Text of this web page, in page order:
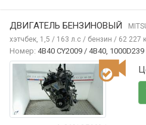
ДВИГАТЕЛЬ БЕНЗИНОВЫЙ
хэтчбек, 1,5 / 163 л.с / бензин / 62 227
Номер: 4B40 CY2009 / 4B40, 1000D239